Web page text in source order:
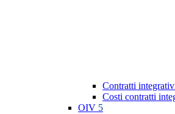
Contratti
Costi contratti
OIV 5